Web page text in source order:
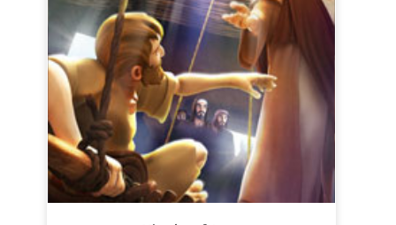
mântuieşte, El face semne şi minuni în ceruri şi
pe pământ. El a izbăvit pe Daniel din ghearele
leilor!” Daniel 6:27 (VDC)
LECȚIA 1 DUMNEZEU ÎȘI ÎMPLINEȘTE
PROMISIUNILE
Adevăr biblic: Dumnezeu Își împlinește
promisiunile și L-a trimis pe Fiul Său.
Verset | Sari ca mingea „Şi tu, Betleeme
Efrata, măcar că eşti prea mic între cetăţile
de căpetenie ale lui Iuda, totuşi din tine Îmi va
ieşi Cel ce va stăpâni peste Israel şi a cărui
obârşie se suie până în vremuri străvechi,